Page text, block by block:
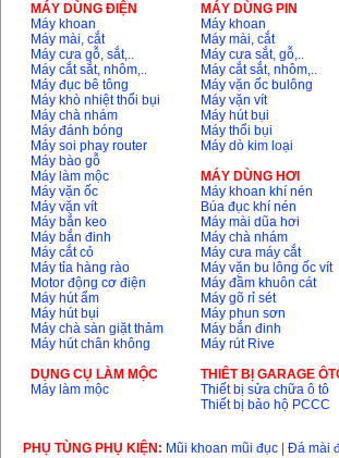
Máy khoan Bosch
GSB 16RE (750W)
Giá: 1850000
Động cơ xăng Honda
GX160 (5.5HP)
Giá:7200000
Máy mài 100mm
Makita 9553B (710W)
Giá:1296000
MÁY DÙNG ĐIỆN
Máy khoan
Máy mài, cắt
Máy cưa gỗ, sắt,..
Máy cắt sắt, nhôm,..
Máy đục bê tông
Máy khò nhiệt thổi bụi
Máy chà nhám
Máy đánh bóng
Máy soi phay router
Máy bào gỗ
Máy làm mộc
Máy vặn ốc
Máy vặn vít
Máy bắn keo
Máy bắn đinh
Máy cắt cỏ
Máy tỉa hàng rào
Motor động cơ điện
Máy hút ẩm
Máy hút bụi
Máy chà sàn giặt thảm
Máy hút chân không
DỤNG CỤ LÀM MỘC
Máy làm mộc
MÁY DÙNG PIN
Máy khoan
Máy mài, cắt
Máy cưa sắt, gỗ,..
Máy cắt sắt, nhôm,..
Máy vặn ốc bulông
Máy vặn vít
Máy hút bụi
Máy thổi bụi
Máy dò kim loại
MÁY DÙNG HƠI
Máy khoan khí nén
Búa đục khí nén
Máy mài dũa hơi
Máy chà nhám
Máy cưa máy cắt
Máy vặn bu lông ốc vít
Máy đầm khuôn cát
Máy gõ rỉ sét
Máy phun sơn
Máy bắn đinh
Máy rút Rive
THIÊT BỊ GARAGE
Thiết bị sửa chữa ô tô
Thiết bị bảo hộ PCCC
PHỤ TÙNG PHỤ KIỆN: Mũi khoan mũi đục Đá mài